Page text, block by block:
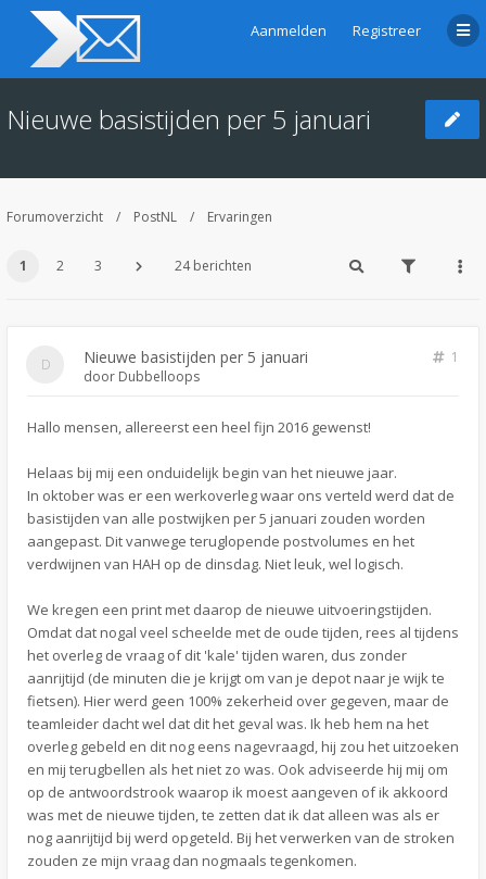
Aanmelden Registreer
Nieuwe basistijden per 5 januari
Forumoverzicht PostNL Ervaringen
1 2 3 24 berichten
Nieuwe basistijden per 5 januari
1
door Dubbelloops
Hallo mensen, allereerst een heel fijn 2016 gewenst!
Helaas bij mij een onduidelijk begin van het nieuwe jaar.
In oktober was er een werkoverleg waar ons verteld werd dat de
basistijden van alle postwijken per 5 januari zouden worden
aangepast. Dit vanwege teruglopende postvolumes en het
verdwijnen van HAH op de dinsdag. Niet leuk, wel logisch.
We kregen een print met daarop de nieuwe uitvoeringstijden.
Omdat dat nogal veel scheelde met de oude tijden, rees al tijdens
het overleg de vraag of dit 'kale' tijden waren, dus zonder
aanrijtijd (de minuten die je krijgt om van je depot naar je wijk te
fietsen). Hier werd geen 100% zekerheid over gegeven, maar de
teamleider dacht wel dat dit het geval was. Ik heb hem na het
overleg gebeld en dit nog eens nagevraagd, hij zou het uitzoeken
en mij terugbellen als het niet zo was. Ook adviseerde hij mij om
op de antwoordstrook waarop ik moest aangeven of ik akkoord
was met de nieuwe tijden, te zetten dat ik dat alleen was als er
nog aanrijtijd bij werd opgeteld. Bij het verwerken van de stroken
zouden ze mijn vraag dan nogmaals tegenkomen.